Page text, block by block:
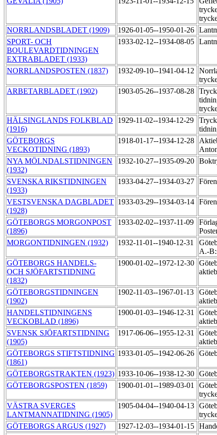
NORRLANDSBLADET (1909)
1926-01-05--1950-01-26
SPORT- OCH
BOULEVARDTIDNINGEN
EXTRABLADET (1933)
1933-02-12--1934-08-05
NORRLANDSPOSTEN (1837) 1932-09-10--1941-04-12
ARBETARBLADET (1902)
1903-05-26--1937-08-28
HÄLSINGLANDS FOLKBLAD
(1916)
1929-11-02--1934-12-29
GÖTEBORGS
VECKOTIDNING (1893)
1918-01-17--1934-12-28
NYA MÖLNDALSTIDNINGEN
(1932)
1932-10-27--1935-09-20
SVENSKA RIKSTIDNINGEN
(1933)
1933-04-27--1934-03-27
VESTSVENSKA DAGBLADET
(1928)
1933-03-29--1934-03-14
GÖTEBORGS MORGONPOST
(1896)
1933-02-02--1937-11-09
MORGONTIDNINGEN (1932)
1932-11-01--1940-12-31
A.-
GÖTEBORGS HANDELS-
OCH SJÖFARTSTIDNING
(1832)
1900-01-02--1972-12-30
GÖTEBORGSTIDNINGEN
(1902)
1902-11-03--1967-01-13
HANDELSTIDNINGENS
VECKOBLAD (1896)
1900-01-03--1946-12-31
SVENSK SJÖFARTSTIDNING
(1905)
1917-06-06--1955-12-31
GÖTEBORGS STIFTSTIDNING
(1861)
1933-01-05--1942-06-26
GÖTEBORGSTRAKTEN (1923) 1933-10-06--1938-12-30
GÖTEBORGSPOSTEN (1859)
1900-01-01--1989-03-01
VÄSTRA SVERGES
LANTMANNATIDNING (1905)
1905-04-04--1940-04-13
GÖTEBORGS ARGUS (1927)
1927-12-03--1934-01-15